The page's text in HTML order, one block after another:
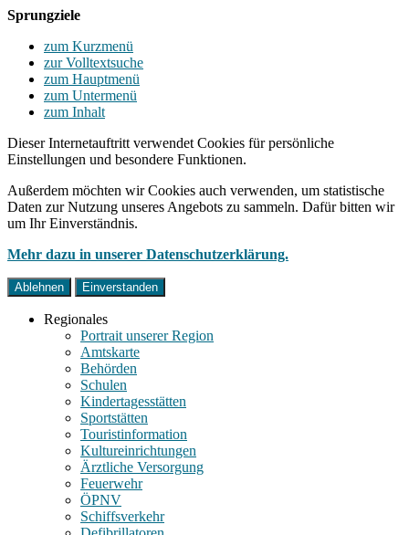
Sprungziele
zum Kurzmenü
zur Volltextsuche
zum Hauptmenü
zum Untermenü
zum Inhalt
Dieser Internetauftritt verwendet Cookies für persönliche
Einstellungen und besondere Funktionen.
Außerdem möchten wir Cookies auch verwenden, um statistische
Daten zur Nutzung unseres Angebots zu sammeln. Dafür bitten wir
um Ihr Einverständnis.
Mehr dazu in unserer Datenschutzerklärung.
Ablehnen Einverstanden
Regionales
Portrait unserer Region
Amtskarte
Behörden
Schulen
Kindertagesstätten
Sportstätten
Touristinformation
Kultureinrichtungen
Ärztliche Versorgung
Feuerwehr
ÖPNV
Schiffsverkehr